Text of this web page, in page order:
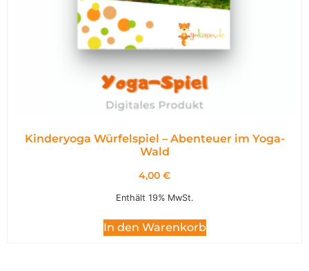
Kinderyoga Würfelspiel – Abenteuer im Yoga-
Wald
4,00 €
Enthält 19% MwSt.
In den Warenkorb